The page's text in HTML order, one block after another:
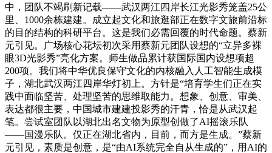
中，团队不竭刷新记载——武汉两江四岸长江光影秀笼盖25公
里、1000余栋建建。成立起文化和旅逛部正在数字文旅前沿标
的目的结构的科研平台。这是我们必需回覆的时代命题。蔡新
元引见。广场核心花坛初次采用蔡新元团队设想的“立异多裸
眼3D光影秀”亮化方案。师生做品累计获国际国内设想项超
200项。我们将中华优良保守文化的内核融入人工智能生成模
子，湖北武汉两江四岸华灯初上。方针是“培育学生们正在实
践中面临坚苦、处理坚苦的思维取能力。想象、创意、审美、
表达都很主要，中国城市建建投影秀的汗青，恰是从武汉起
笔。尝试室团队以湖北出名文物为原型创做了AI摇滚乐队
——国漫乐队。仅正在湖北省内，目前，而方是生成。”蔡新
元引见，素质是创意，是“由AI系统完全自从生成的”，用AI的